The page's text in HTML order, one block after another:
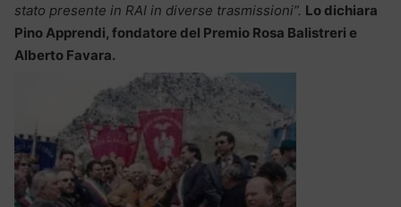
stato presente in RAI in diverse trasmissioni”. Lo dichiara
Pino Apprendi, fondatore del Premio Rosa Balistreri e
Alberto Favara.